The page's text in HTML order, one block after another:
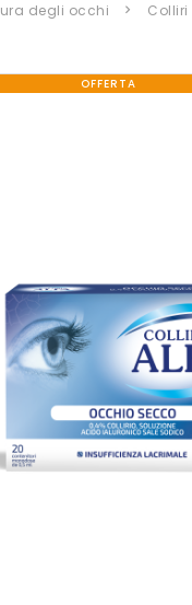
cura degli occhi colliri
OFFERTA